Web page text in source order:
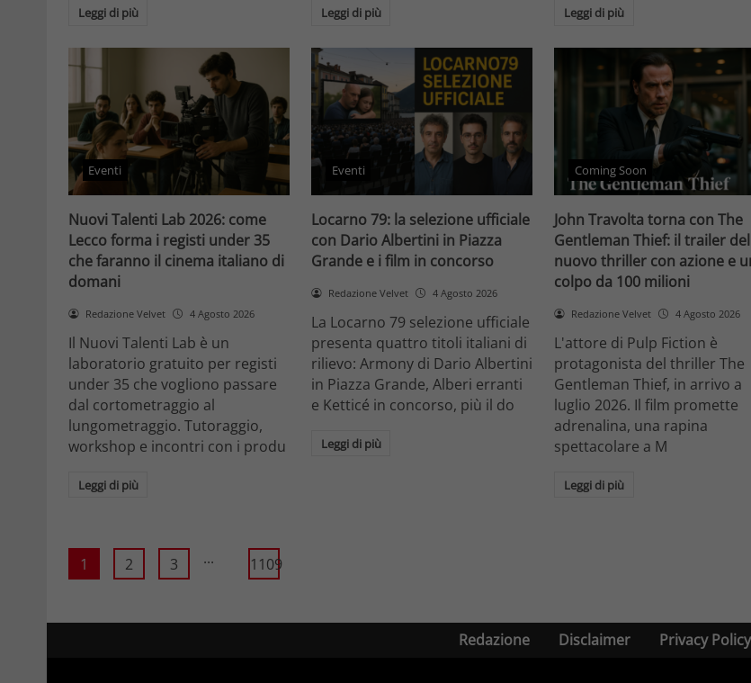
Leggi di più Leggi di più Leggi di più
Eventi
Nuovi Talenti Lab 2026: come
Lecco forma i registi under 35
che faranno il cinema italiano di
domani
Redazione Velvet 4 Agosto 2026
Il Nuovi Talenti Lab è un
laboratorio gratuito per registi
under 35 che vogliono passare
dal cortometraggio al
lungometraggio. Tutoraggio,
workshop e incontri con i produ
Leggi di più
Eventi
Locarno 79: la selezione ufficiale
con Dario Albertini in Piazza
Grande e i film in concorso
Redazione Velvet 4 Agosto 2026
La Locarno 79 selezione ufficiale
presenta quattro titoli italiani di
rilievo: Armony di Dario Albertini
in Piazza Grande, Alberi erranti
e Ketticé in concorso, più il do
Leggi di più
Coming Soon
John Travolta torna con The
Gentleman Thief: il trailer del
nuovo thriller con azione e
colpo da 100 milioni
Redazione Velvet 4 Agosto 2026
L'attore di Pulp Fiction è
protagonista del thriller The
Gentleman Thief, in arrivo a
luglio 2026. Il film promette
adrenalina, una rapina
spettacolare a M
Leggi di più
1 2 3 ... 1109
Redazione Disclaimer Privacy Policy